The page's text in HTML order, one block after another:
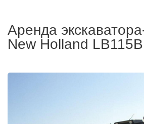
Аренда
New Holland LB115B